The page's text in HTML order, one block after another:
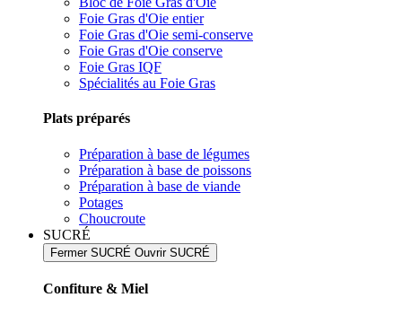
Foie Gras d'Oie entier
Foie Gras d'Oie semi-conserve
Foie Gras d'Oie conserve
Foie Gras IQF
Spécialités au Foie Gras
Plats préparés
Préparation à base de légumes
Préparation à base de poissons
Préparation à base de viande
Potages
Choucroute
SUCRÉ
Fermer SUCRÉ Ouvrir SUCRÉ
Confiture & Miel